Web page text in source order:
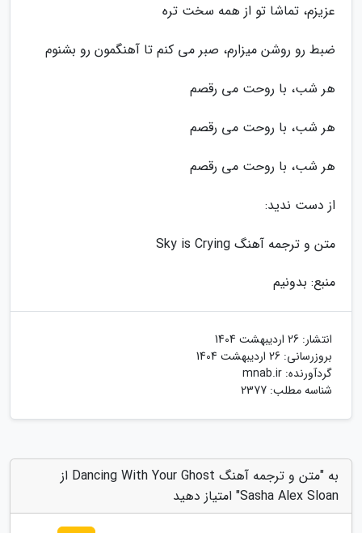
عزیزم، تماشا تو از همه سخت تره
ضبط رو روشن میزارم، صبر می کنم تا آهنگمون رو بشنوم
هر شب، با روحت می رقصم
هر شب، با روحت می رقصم
هر شب، با روحت می رقصم
از دست ندید:
متن و ترجمه آهنگ Sky is Crying
منبع: بدونیم
انتشار: 26 اردیبهشت 1404
بروزرسانی: 26 اردیبهشت 1404
گردآورنده: mnab.ir
شناسه مطلب: 2377
به "متن و ترجمه آهنگ Dancing With Your Ghost از
Sasha Alex Sloan" امتیاز دهید